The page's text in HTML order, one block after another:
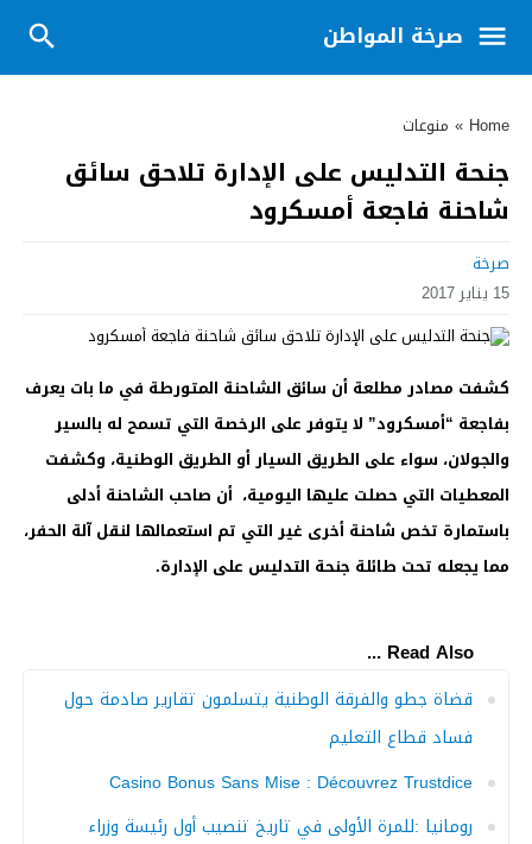
صرخة المواطن
Home
» منوعات
جنحة التدليس على الإدارة تلاحق سائق
شاحنة فاجعة أمسكرود
صرخة
15 يناير 2017
كشفت مصادر مطلعة أن سائق الشاحنة المتورطة في ما بات يعرف
بفاجعة “أمسكرود” لا يتوفر على الرخصة التي تسمح له بالسير
والجولان، سواء على الطريق السيار أو الطريق الوطنية، وكشفت
المعطيات التي حصلت عليها اليومية، أن صاحب الشاحنة أدلى
باستمارة تخص شاحنة أخرى غير التي تم استعمالها لنقل آلة الحفر،
مما يجعله تحت طائلة جنحة التدليس على الإدارة.
Read Also ...
قضاة جطو والفرقة الوطنية يتسلمون تقارير صادمة حول
فساد قطاع التعليم
Casino Bonus Sans Mise : Découvrez Trustdice
رومانيا :للمرة الأولى في تاريخ تنصيب أول رئيسة وزراء